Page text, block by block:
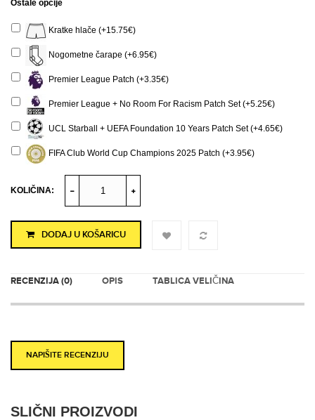
Ostale opcije
Kratke hlače (+15.75€)
Nogometne čarape (+6.95€)
Premier League Patch (+3.35€)
Premier League + No Room For Racism Patch Set (+5.25€)
UCL Starball + UEFA Foundation 10 Years Patch Set (+4.65€)
FIFA Club World Cup Champions 2025 Patch (+3.95€)
KOLIČINA:
DODAJ U KOŠARICU
RECENZIJA (0) OPIS TABLICA VELIČINA
NAPIŠITE RECENZIJU
SLIČNI PROIZVODI